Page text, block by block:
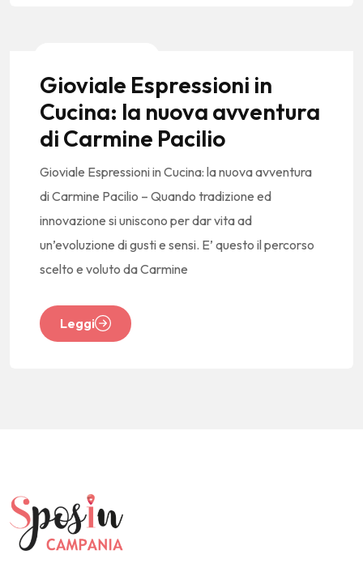
Gioviale Espressioni in
Cucina: la nuova avventura
di Carmine Pacilio
Gioviale Espressioni in Cucina: la nuova avventura
di Carmine Pacilio – Quando tradizione ed
innovazione si uniscono per dar vita ad
un’evoluzione di gusti e sensi. E’ questo il percorso
scelto e voluto da Carmine
Leggi